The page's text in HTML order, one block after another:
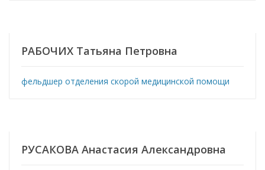
РАБОЧИХ Татьяна Петровна
фельдшер отделения скорой медицинской помощи
РУСАКОВА Анастасия Александровна